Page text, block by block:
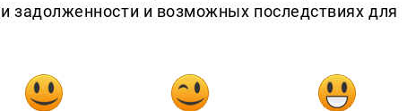
задолженности и возможных последствиях для